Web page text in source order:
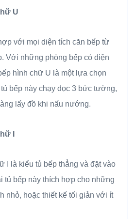
U
với mọi diện tích căn bếp từ
Với những phòng bếp có diện
hình chữ U là một lựa chọn
bếp này chạy dọc 3 bức tường,
lấy đồ khi nấu nướng.
I
I là kiểu tủ bếp thẳng và đặt vào
tủ bếp này thích hợp cho những
nhỏ, hoặc thiết kế tối giản với ít